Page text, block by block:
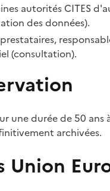
autorités CITES
des données).
(consultation).
une durée de 50
archivées.
Union